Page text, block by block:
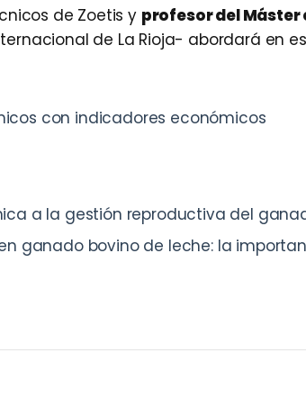
de Zoetis y profesor del Máster
de La Rioja- abordará en
con indicadores económicos
a la gestión reproductiva del
ganado bovino de leche: la